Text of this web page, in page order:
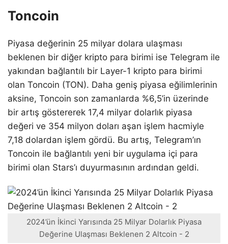
Toncoin
Piyasa değerinin 25 milyar dolara ulaşması
beklenen bir diğer kripto para birimi ise Telegram ile
yakından bağlantılı bir Layer-1 kripto para birimi
olan Toncoin (TON). Daha geniş piyasa eğilimlerinin
aksine, Toncoin son zamanlarda %6,5’in üzerinde
bir artış göstererek 17,4 milyar dolarlık piyasa
değeri ve 354 milyon doları aşan işlem hacmiyle
7,18 dolardan işlem gördü. Bu artış, Telegram’ın
Toncoin ile bağlantılı yeni bir uygulama içi para
birimi olan Stars’ı duyurmasının ardından geldi.
2024’ün İkinci Yarısında 25 Milyar Dolarlık Piyasa
Değerine Ulaşması Beklenen 2 Altcoin - 2